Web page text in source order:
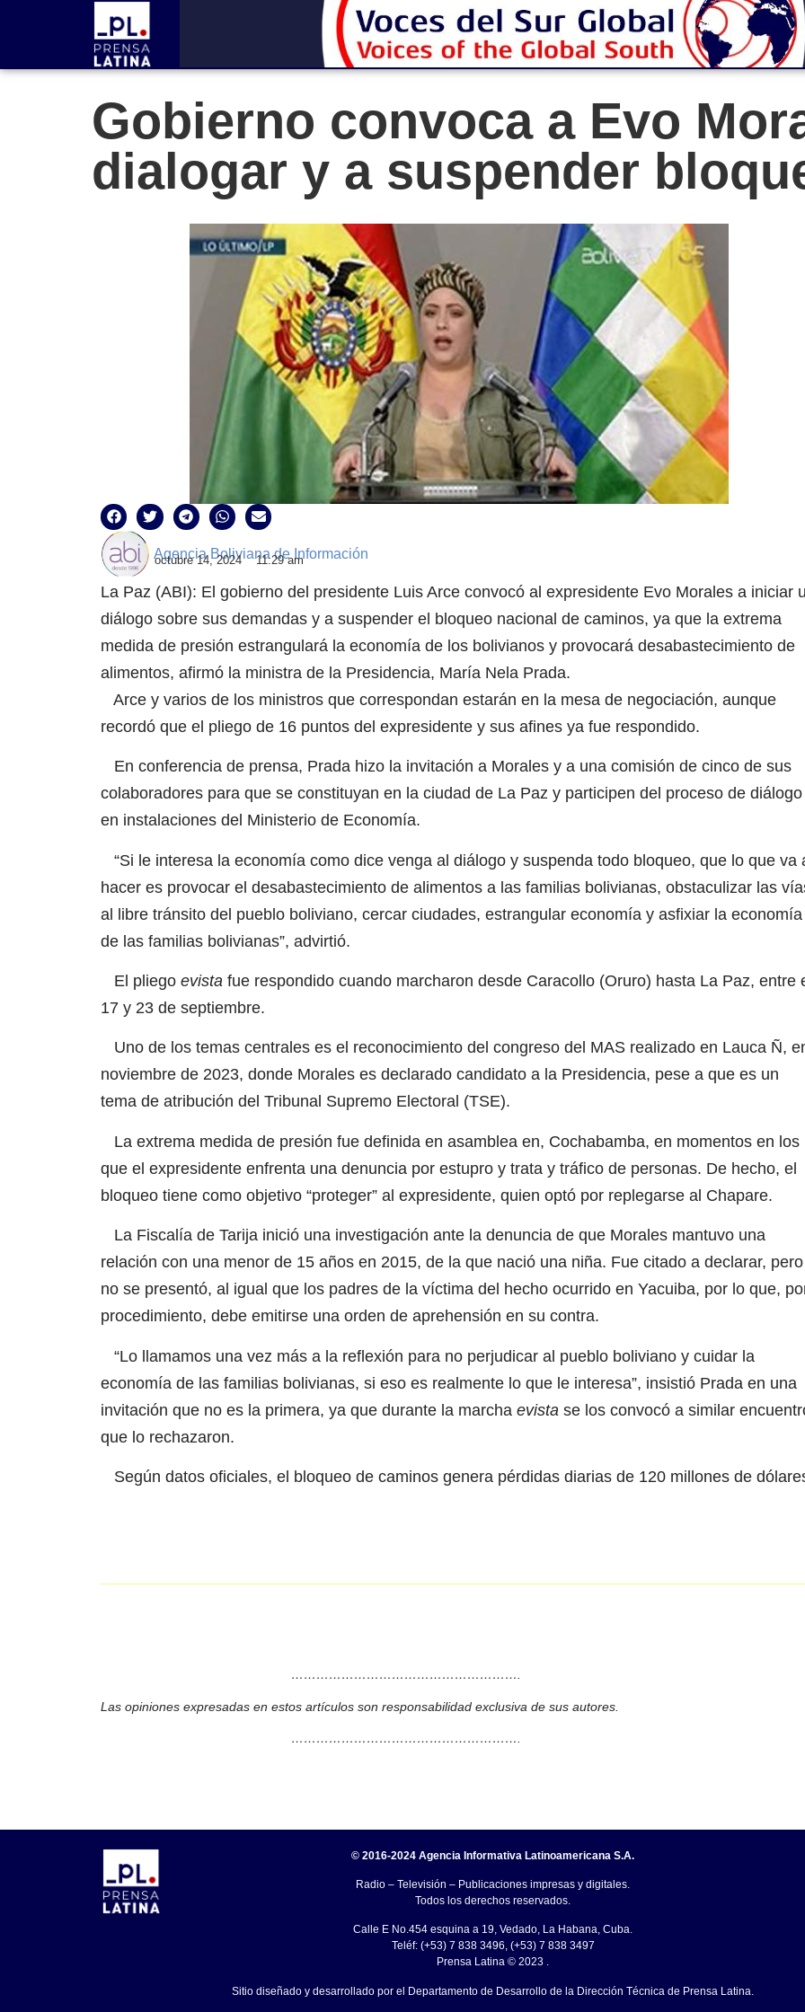
Gobierno convoca a Evo
dialogar y a suspender
Agencia Boliviana de Información
octubre 14, 2024 11:29 am
La Paz (ABI): El gobierno del presidente Luis Arce convocó al expresidente Evo Morales a iniciar
diálogo sobre sus demandas y a suspender el bloqueo nacional de caminos, ya que la extrema
medida de presión estrangulará la economía de los bolivianos y provocará desabastecimiento de
alimentos, afirmó la ministra de la Presidencia, María Nela Prada.
Arce y varios de los ministros que correspondan estarán en la mesa de negociación, aunque
recordó que el pliego de 16 puntos del expresidente y sus afines ya fue respondido.
En conferencia de prensa, Prada hizo la invitación a Morales y a una comisión de cinco de sus
colaboradores para que se constituyan en la ciudad de La Paz y participen del proceso de diálogo
en instalaciones del Ministerio de Economía.
“Si le interesa la economía como dice venga al diálogo y suspenda todo bloqueo, que lo que va
hacer es provocar el desabastecimiento de alimentos a las familias bolivianas, obstaculizar las
al libre tránsito del pueblo boliviano, cercar ciudades, estrangular economía y asfixiar la economía
de las familias bolivianas”, advirtió.
El pliego evista fue respondido cuando marcharon desde Caracollo (Oruro) hasta La Paz, entre
17 y 23 de septiembre.
Uno de los temas centrales es el reconocimiento del congreso del MAS realizado en Lauca Ñ,
noviembre de 2023, donde Morales es declarado candidato a la Presidencia, pese a que es un
tema de atribución del Tribunal Supremo Electoral (TSE).
La extrema medida de presión fue definida en asamblea en, Cochabamba, en momentos en los
que el expresidente enfrenta una denuncia por estupro y trata y tráfico de personas. De hecho, el
bloqueo tiene como objetivo “proteger” al expresidente, quien optó por replegarse al Chapare.
La Fiscalía de Tarija inició una investigación ante la denuncia de que Morales mantuvo una
relación con una menor de 15 años en 2015, de la que nació una niña. Fue citado a declarar, pero
no se presentó, al igual que los padres de la víctima del hecho ocurrido en Yacuiba, por lo que,
procedimiento, debe emitirse una orden de aprehensión en su contra.
“Lo llamamos una vez más a la reflexión para no perjudicar al pueblo boliviano y cuidar la
economía de las familias bolivianas, si eso es realmente lo que le interesa”, insistió Prada en una
invitación que no es la primera, ya que durante la marcha evista se los convocó a similar
que lo rechazaron.
Según datos oficiales, el bloqueo de caminos genera pérdidas diarias de 120 millones de
……………………………………………….
Las opiniones expresadas en estos artículos son responsabilidad exclusiva de sus autores.
……………………………………………….
© 2016-2024 Agencia Informativa Latinoamericana S.A.
Radio – Televisión – Publicaciones impresas y digitales.
Todos los derechos reservados.
Calle E No.454 esquina a 19, Vedado, La Habana, Cuba.
Teléf: (+53) 7 838 3496, (+53) 7 838 3497
Prensa Latina © 2023 .
Sitio diseñado y desarrollado por el Departamento de Desarrollo de la Dirección Técnica de Prensa Latina.